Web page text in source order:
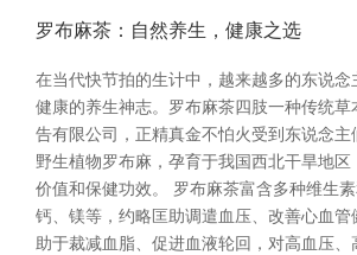
罗布麻茶：自然养生，健康之选
在当代快节拍的生计中，越来越多的东说念
健康的养生神志。罗布麻茶四肢一种传统草
告有限公司，正精真金不怕火受到东说念主
野生植物罗布麻，孕育于我国西北干旱地区
价值和保健功效。 罗布麻茶富含多种维生素
钙、镁等，约略匡助调遣血压、改善心血管
助于裁减血脂、促进血液轮回，对高血压、